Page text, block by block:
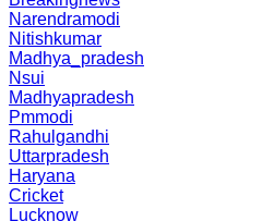
Narendramodi
Nitishkumar
Madhya_pradesh
Nsui
Madhyapradesh
Pmmodi
Rahulgandhi
Uttarpradesh
Haryana
Cricket
Lucknow